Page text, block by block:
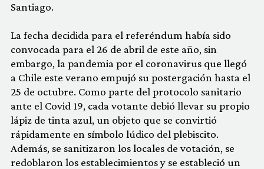
Santiago.
La fecha decidida para el referéndum había sido
convocada para el 26 de abril de este año, sin
embargo, la pandemia por el coronavirus que llegó
a Chile este verano empujó su postergación hasta el
25 de octubre. Como parte del protocolo sanitario
ante el Covid 19, cada votante debió llevar su propio
lápiz de tinta azul, un objeto que se convirtió
rápidamente en símbolo lúdico del plebiscito.
Además, se sanitizaron los locales de votación, se
redoblaron los establecimientos y se estableció un